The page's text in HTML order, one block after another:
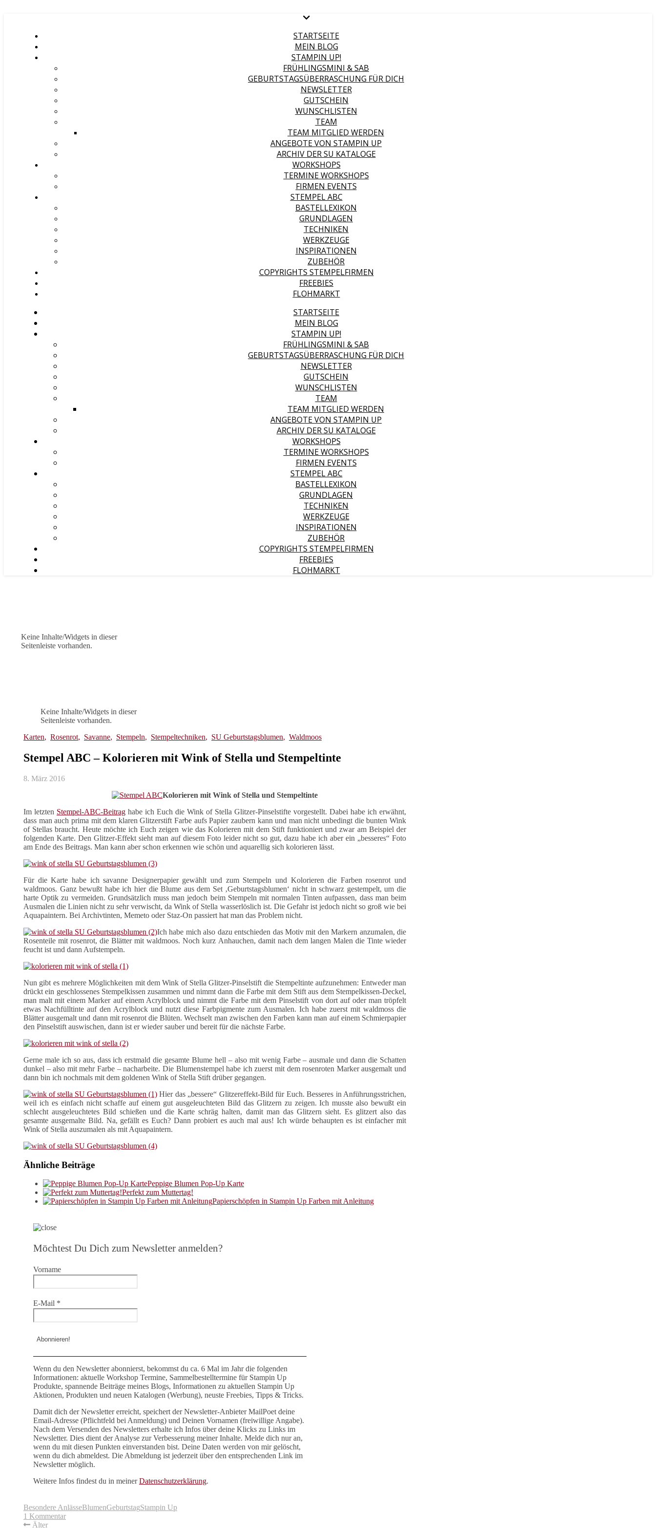
STARTSEITE
MEIN BLOG
STAMPIN UP!
FRÜHLINGSMINI & SAB
GEBURTSTAGSÜBERRASCHUNG FÜR DICH
NEWSLETTER
GUTSCHEIN
WUNSCHLISTEN
TEAM
TEAM MITGLIED WERDEN
ANGEBOTE VON STAMPIN UP
ARCHIV DER SU KATALOGE
WORKSHOPS
TERMINE WORKSHOPS
FIRMEN EVENTS
STEMPEL ABC
BASTELLEXIKON
GRUNDLAGEN
TECHNIKEN
WERKZEUGE
INSPIRATIONEN
ZUBEHÖR
COPYRIGHTS STEMPELFIRMEN
FREEBIES
FLOHMARKT
STARTSEITE
MEIN BLOG
STAMPIN UP!
FRÜHLINGSMINI & SAB
GEBURTSTAGSÜBERRASCHUNG FÜR DICH
NEWSLETTER
GUTSCHEIN
WUNSCHLISTEN
TEAM
TEAM MITGLIED WERDEN
ANGEBOTE VON STAMPIN UP
ARCHIV DER SU KATALOGE
WORKSHOPS
TERMINE WORKSHOPS
FIRMEN EVENTS
STEMPEL ABC
BASTELLEXIKON
GRUNDLAGEN
TECHNIKEN
WERKZEUGE
INSPIRATIONEN
ZUBEHÖR
COPYRIGHTS STEMPELFIRMEN
FREEBIES
FLOHMARKT
Keine Inhalte/Widgets in dieser
Seitenleiste vorhanden.
Keine Inhalte/Widgets in dieser
Seitenleiste vorhanden.
Karten, Rosenrot, Savanne, Stempeln, Stempeltechniken, SU Geburtstagsblumen, Waldmoos
Stempel ABC – Kolorieren mit Wink of Stella und Stempeltinte
8. März 2016
Kolorieren mit Wink of Stella und Stempeltinte
Im letzten Stempel-ABC-Beitrag habe ich Euch die Wink of Stella Glitzer-Pinselstifte vorgestellt. Dabei habe ich erwähnt,
dass man auch prima mit dem klaren Glitzerstift Farbe aufs Papier zaubern kann und man nicht unbedingt die bunten Wink
of Stellas braucht. Heute möchte ich Euch zeigen wie das Kolorieren mit dem Stift funktioniert und zwar am Beispiel der
folgenden Karte. Den Glitzer-Effekt sieht man auf diesem Foto leider nicht so gut, dazu habe ich aber ein „besseres“ Foto
am Ende des Beitrags. Man kann aber schon erkennen wie schön und aquarellig sich kolorieren lässt.
Für die Karte habe ich savanne Designerpapier gewählt und zum Stempeln und Kolorieren die Farben rosenrot und
waldmoos. Ganz bewußt habe ich hier die Blume aus dem Set ‚Geburtstagsblumen‘ nicht in schwarz gestempelt, um die
harte Optik zu vermeiden. Grundsätzlich muss man jedoch beim Stempeln mit normalen Tinten aufpassen, dass man beim
Ausmalen die Linien nicht zu sehr verwischt, da Wink of Stella wasserlöslich ist. Die Gefahr ist jedoch nicht so groß wie bei
Aquapaintern. Bei Archivtinten, Memeto oder Staz-On passiert hat man das Problem nicht.
Ich habe mich also dazu entschieden das Motiv mit den Markern anzumalen, die
Rosenteile mit rosenrot, die Blätter mit waldmoos. Noch kurz Anhauchen, damit nach dem langen Malen die Tinte wieder
feucht ist und dann Aufstempeln.
Nun gibt es mehrere Möglichkeiten mit dem Wink of Stella Glitzer-Pinselstift die Stempeltinte aufzunehmen: Entweder man
drückt ein geschlossenes Stempelkissen zusammen und nimmt dann die Farbe mit dem Stift aus dem Stempelkissen-Deckel,
man malt mit einem Marker auf einem Acrylblock und nimmt die Farbe mit dem Pinselstift von dort auf oder man tröpfelt
etwas Nachfülltinte auf den Acrylblock und nutzt diese Farbpigmente zum Ausmalen. Ich habe zuerst mit waldmoss die
Blätter ausgemalt und dann mit rosenrot die Blüten. Wechselt man zwischen den Farben kann man auf einem Schmierpapier
den Pinselstift auswischen, dann ist er wieder sauber und bereit für die nächste Farbe.
Gerne male ich so aus, dass ich erstmald die gesamte Blume hell – also mit wenig Farbe – ausmale und dann die Schatten
dunkel – also mit mehr Farbe – nacharbeite. Die Blumenstempel habe ich zuerst mit dem rosenroten Marker ausgemalt und
dann bin ich nochmals mit dem goldenen Wink of Stella Stift drüber gegangen.
Hier das „bessere“ Glitzereffekt-Bild für Euch. Besseres in Anführungsstrichen,
weil ich es einfach nicht schaffe auf einem gut ausgeleuchteten Bild das Glitzern zu zeigen. Ich musste also bewußt ein
schlecht ausgeleuchtetes Bild schießen und die Karte schräg halten, damit man das Glitzern sieht. Es glitzert also das
gesamte ausgemalte Bild. Na, gefällt es Euch? Dann probiert es auch mal aus! Ich würde behaupten es ist einfacher mit
Wink of Stella auszumalen als mit Aquapaintern.
Ähnliche Beiträge
Peppige Blumen Pop-Up Karte
Perfekt zum Muttertag!
Papierschöpfen in Stampin Up Farben mit Anleitung
Möchtest Du Dich zum Newsletter anmelden?
Vorname
E-Mail *
Wenn du den Newsletter abonnierst, bekommst du ca. 6 Mal im Jahr die folgenden
Informationen: aktuelle Workshop Termine, Sammelbestelltermine für Stampin Up
Produkte, spannende Beiträge meines Blogs, Informationen zu aktuellen Stampin Up
Aktionen, Produkten und neuen Katalogen (Werbung), neuste Freebies, Tipps & Tricks.
Damit dich der Newsletter erreicht, speichert der Newsletter-Anbieter MailPoet deine
Email-Adresse (Pflichtfeld bei Anmeldung) und Deinen Vornamen (freiwillige Angabe).
Nach dem Versenden des Newsletters erhalte ich Infos über deine Klicks zu Links im
Newsletter. Dies dient der Analyse zur Verbesserung meiner Inhalte. Melde dich nur an,
wenn du mit diesen Punkten einverstanden bist. Deine Daten werden von mir gelöscht,
wenn du dich abmeldest. Die Abmeldung ist jederzeit über den entsprechenden Link im
Newsletter möglich.
Weitere Infos findest du in meinerDatenschutzerklärung.
Besondere AnlässeBlumenGeburtstagStampin Up
1 Kommentar
Älter